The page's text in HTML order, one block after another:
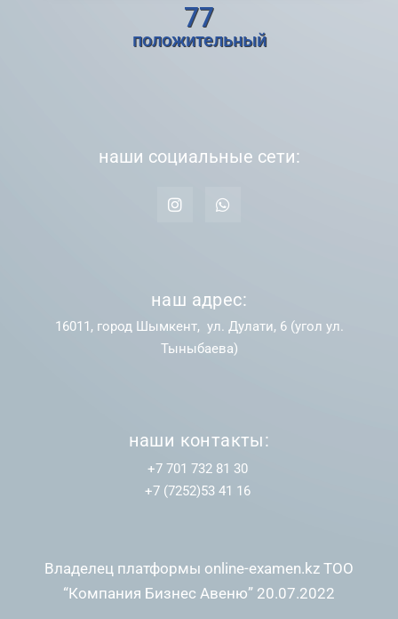
77
положительный
наши социальные сети:
наш адрес:
16011, город Шымкент, ул. Дулати, 6 (угол ул.
Тыныбаева)
наши контакты:
+7 701 732 81 30
+7 (7252)53 41 16
Владелец платформы online-examen.kz ТОО
“Компания Бизнес Авеню” 20.07.2022